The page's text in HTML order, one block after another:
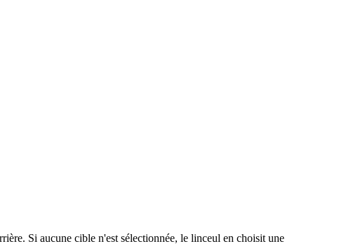
Si aucune cible n'est sélectionnée, le linceul en choisit une